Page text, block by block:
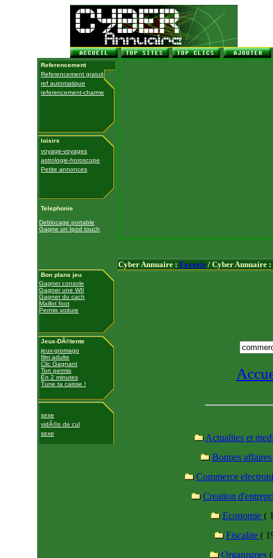
Referencement
Referencement gratuit
ref automatique
referencement-charme
loisirs
voyage-voyages
astrologie-horoscope
Petite annonces
Telephonie
Deblocage portable
Gagne un Ipod touch
Bon plans jeu
Gagner console
Gagner une WII
Gagner du cach
Maillot foot
Permis voiture
Jeux-DÃ©tente
jeux-gromago
film adulte
Clic Gagnant
Ton permis
En 2 minutes
Tune ta caisse !
sexe
vidÃ©o de cul
sexe
Cyber Annuaire : Favoris / Cyber Annuaire :
Actualites et
Bonnes
Commerce
Creation
Economie (
Fiscalite (
Organismes